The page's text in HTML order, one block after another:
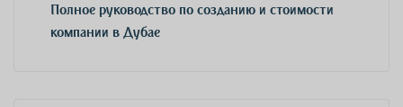
Полное руководство по созданию и стоимости
компании в Дубае